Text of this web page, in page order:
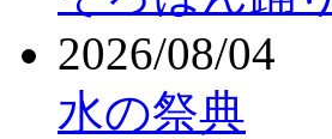
2026/08/04
水の祭典